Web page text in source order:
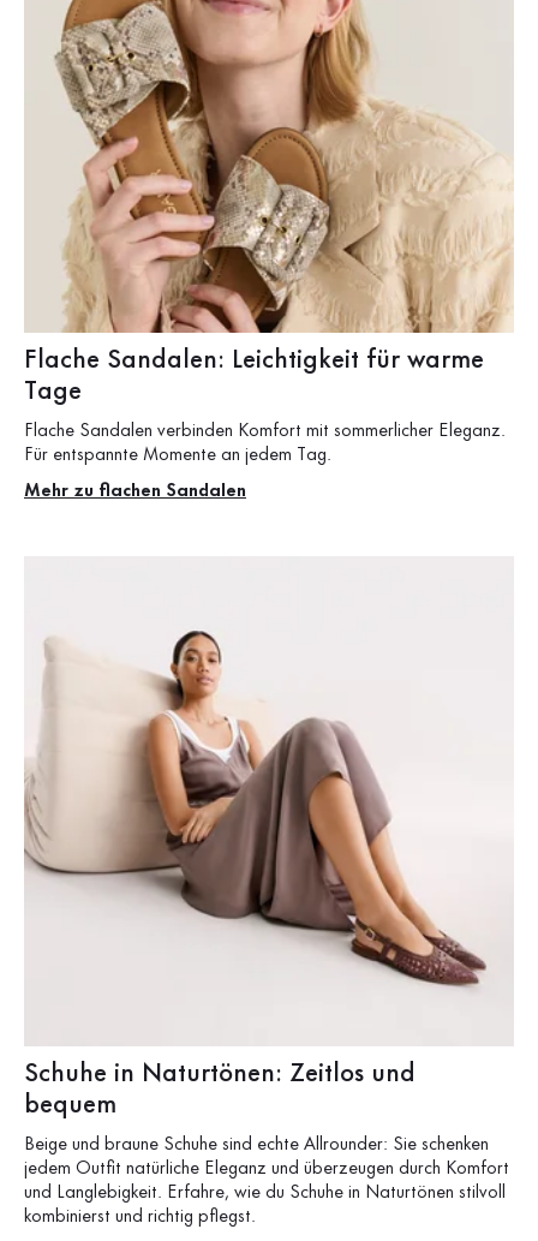
Flache Sandalen: Leichtigkeit für warme
Tage
Flache Sandalen verbinden Komfort mit sommerlicher Eleganz.
Für entspannte Momente an jedem Tag.
Mehr zu flachen Sandalen
Schuhe in Naturtönen: Zeitlos und
bequem
Beige und braune Schuhe sind echte Allrounder: Sie schenken
jedem Outfit natürliche Eleganz und überzeugen durch Komfort
und Langlebigkeit. Erfahre, wie du Schuhe in Naturtönen stilvoll
kombinierst und richtig pflegst.